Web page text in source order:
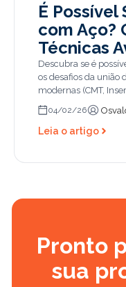
É Possível
com Aço?
Técnicas
Descubra se é
os desafios da união
modernas (CMT,
04/02/26
Leia o artigo
Pronto
sua